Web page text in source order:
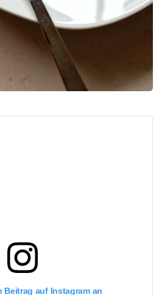
Beitrag auf Instagram an